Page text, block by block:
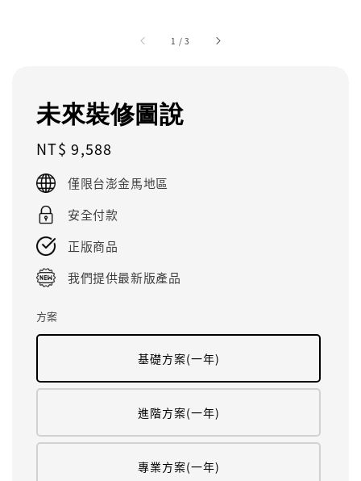
1 /3
未來裝修圖說
Regular
price
NT$ 9,588
僅限台澎金馬地區
安全付款
正版商品
我們提供最新版產品
方案
基礎方案(一年)
進階方案(一年)
專業方案(一年)